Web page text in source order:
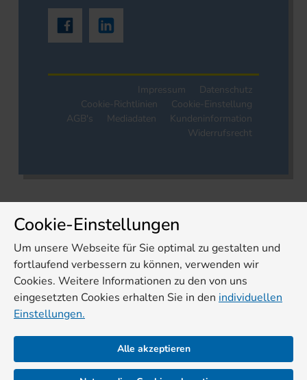
Impressum
Datenschutz
Cookie-Richtlinien
Cookie-Einstellung
AGB's
Mediadaten
Kundeninformation
Widerrufsrecht
Cookie-Einstellungen
Um unsere Webseite für Sie optimal zu gestalten und
fortlaufend verbessern zu können, verwenden wir
Cookies. Weitere Informationen zu den von uns
eingesetzten Cookies erhalten Sie in den individuellen
Einstellungen.
Alle akzeptieren